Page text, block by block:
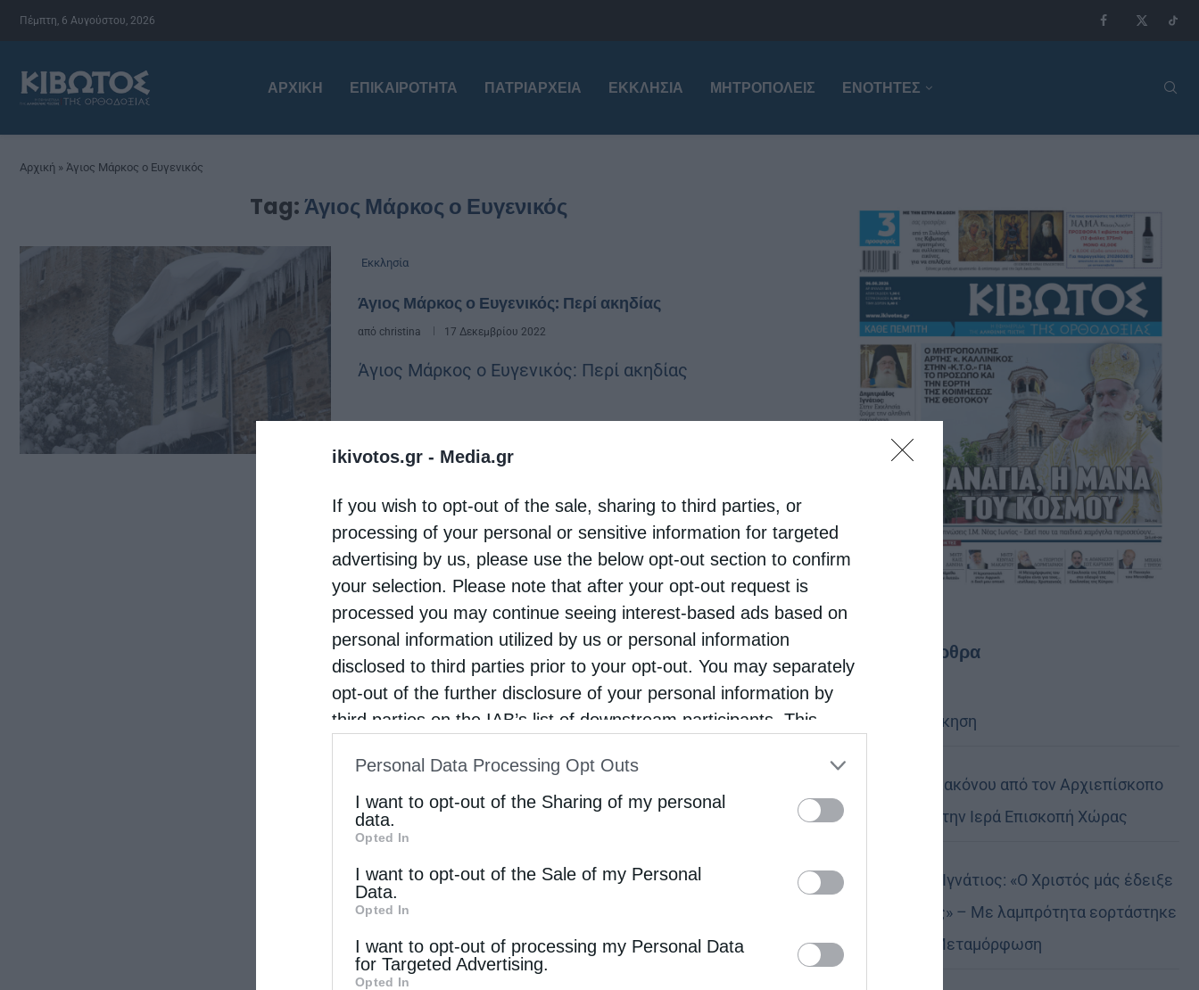
ikivotos.gr - Media.gr
If you wish to opt-out of the sale, sharing to third parties, or
processing of your personal or sensitive information for targeted
advertising by us, please use the below opt-out section to confirm
your selection. Please note that after your opt-out request is
processed you may continue seeing interest-based ads based on
personal information utilized by us or personal information
disclosed to third parties prior to your opt-out. You may separately
opt-out of the further disclosure of your personal information by
third parties on the IAB’s list of downstream participants. This
IAB’s List of Downstream Participantsthat may further disclose it to
other third parties.
Personal Data Processing Opt Outs
I want to opt-out of the Sharing of my personal
data.
Opted In
I want to opt-out of the Sale of my Personal
Data.
Opted In
I want to opt-out of processing my Personal Data
for Targeted Advertising.
Opted In
Πέμπτη, 6 Αυγούστου, 2026
ΑΡΧΙΚΉ ΕΠΙΚΑΙΡΌΤΗΤΑ ΠΑΤΡΙΑΡΧΕΊΑ ΕΚΚΛΗΣΊΑ ΜΗΤΡΟΠΌΛΕΙΣ ΕΝΟΤΗΤΕΣ
Αρχική » Άγιος Μάρκος ο Ευγενικός
Tag:Άγιος Μάρκος ο Ευγενικός
Εκκλησία
Άγιος Μάρκος ο Ευγενικός: Περί ακηδίας
από christina 17 Δεκεμβρίου 2022
Άγιος Μάρκος ο Ευγενικός: Περί ακηδίας
Τελευταία άρθρα
Κακό και εκδίκηση
Χειροτονία Διακόνου από τον Αρχιεπίσκοπο
Αυστραλίας στην Ιερά Επισκοπή Χώρας
Δημητριάδος Ιγνάτιος: «Ο Χριστός μάς έδειξε
το μέλλον μας» – Με λαμπρότητα εορτάστηκε
στον Βόλο η Μεταμόρφωση